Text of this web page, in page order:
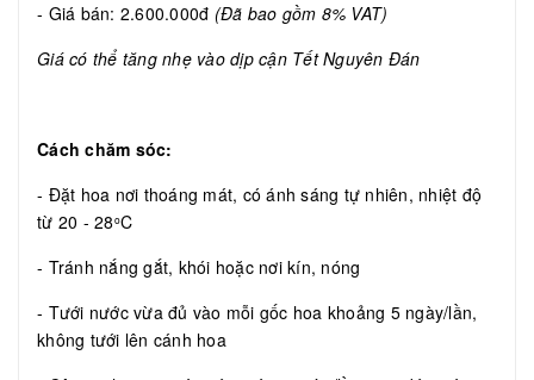
- Giá bán: 2.600.000đ (Đã bao gồm 8% VAT)
Giá có thể tăng nhẹ vào dịp cận Tết Nguyên Đán
Cách chăm sóc:
- Đặt hoa nơi thoáng mát, có ánh sáng tự nhiên, nhiệt độ
từ 20 - 28oC
- Tránh nắng gắt, khói hoặc nơi kín, nóng
- Tưới nước vừa đủ vào mỗi gốc hoa khoảng 5 ngày/lần,
không tưới lên cánh hoa